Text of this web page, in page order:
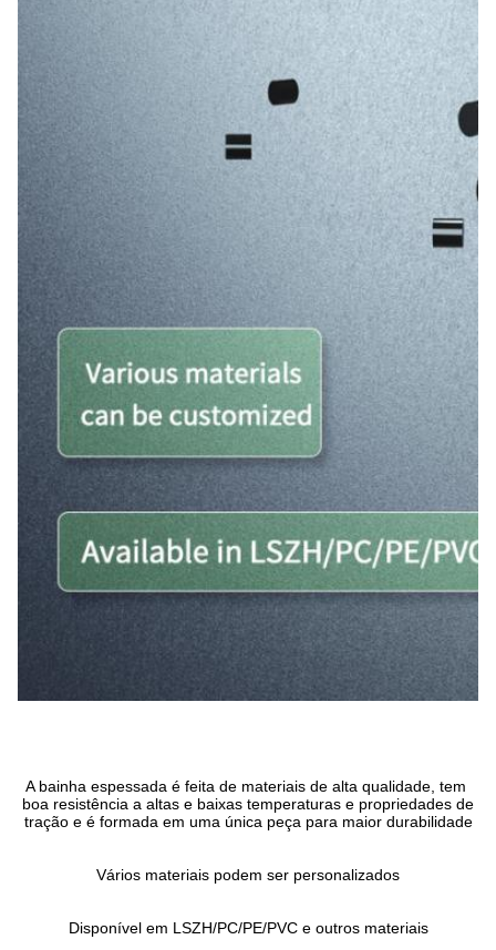
A bainha espessada é feita de materiais de alta qualidade, tem
boa resistência a altas e baixas temperaturas e propriedades de
tração e é formada em uma única peça para maior durabilidade
Vários materiais podem ser personalizados
Disponível em LSZH/PC/PE/PVC e outros materiais